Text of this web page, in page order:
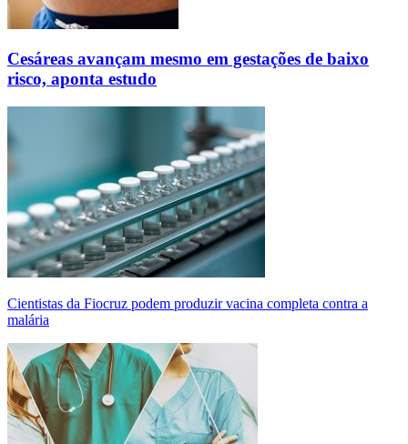
Cesáreas avançam mesmo em gestações de baixo
risco, aponta estudo
Cientistas da Fiocruz podem produzir vacina completa contra a
malária